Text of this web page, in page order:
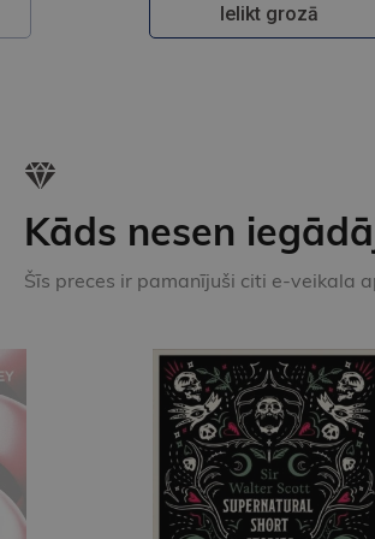
Ielikt grozā
Kāds nesen
Šīs preces ir pamanījuši citi e-veikala